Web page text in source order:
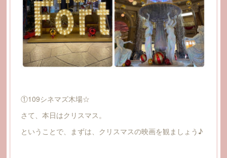
①109シネマズ木場☆
さて、本日はクリスマス。
ということで、まずは、クリスマスの映画を観ましょう♪